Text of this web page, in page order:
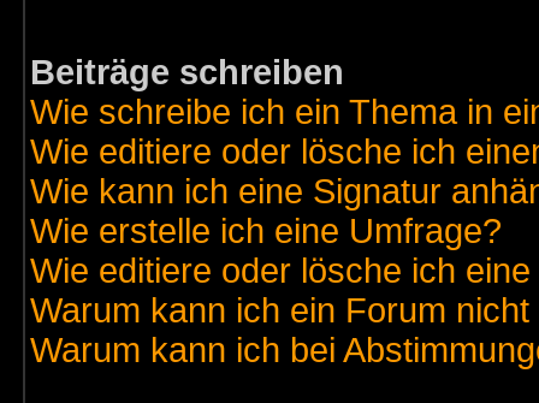
Beiträge schreiben
Wie schreibe ich ein Thema in
Wie editiere oder lösche ich
Wie kann ich eine Signatur
Wie erstelle ich eine Umfrage?
Wie editiere oder lösche ich
Warum kann ich ein Forum
Warum kann ich bei